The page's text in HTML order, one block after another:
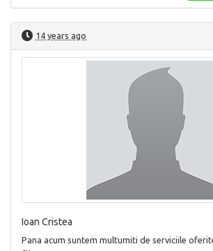
14 years ago
Ioan Cristea
Pana acum suntem multumiti de serviciile